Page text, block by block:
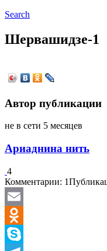
Search
Шервашидзе-1
Автор публикации
не в сети 5 месяцев
Ариаднина нить
4
Комментарии: 1
Email
Odnoklassniki